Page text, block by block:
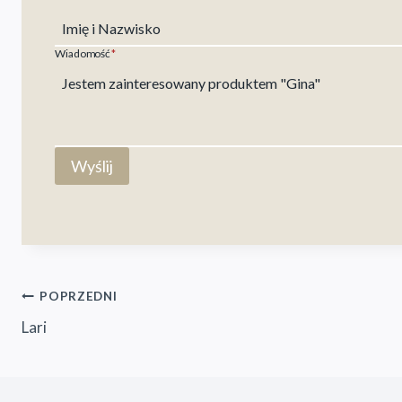
Imię i Nazwisko
Wiadomość*
Wyślij
Nawigacja
POPRZEDNI
Lari